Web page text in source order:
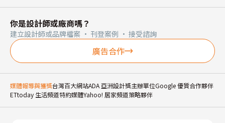
你是設計師或廠商嗎？
建立設計師或品牌檔案 · 刊登案例 · 接受諮詢
廣告合作
媒體報導與獲獎台灣百大網站ADA 亞洲設計獎主辦單位Google 優質合作夥伴
ETtoday 生活頻道特約媒體Yahoo! 居家頻道策略夥伴